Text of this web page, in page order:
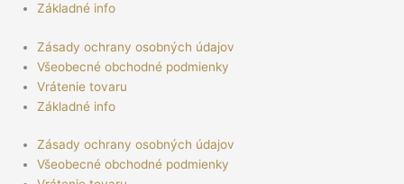
Základné info
Zásady ochrany osobných údajov
Všeobecné obchodné podmienky
Vrátenie tovaru
Základné info
Zásady ochrany osobných údajov
Všeobecné obchodné podmienky